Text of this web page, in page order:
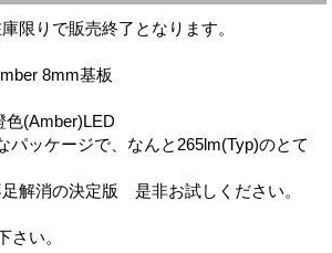
限りで販売終了となります。
8mm基板
色(Amber)LED
パッケージで、なんと265lm(Typ)のとて
解消の決定版 是非お試しください。
さい。